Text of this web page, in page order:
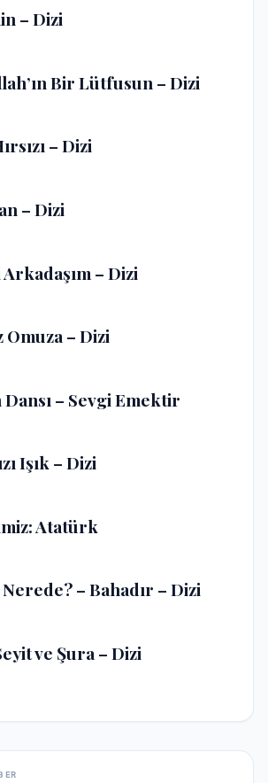
– Dizi
Bir Lütfusun – Dizi
– Dizi
– Dizi
– Dizi
– Dizi
Dansı – Sevgi Emektir
Işık – Dizi
Atatürk
Nerede? – Bahadır – Dizi
ve Şura – Dizi